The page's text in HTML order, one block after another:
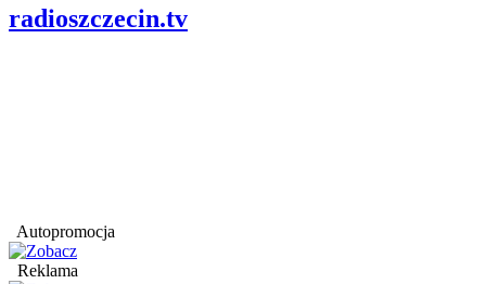
radioszczecin.tv
Autopromocja
Reklama